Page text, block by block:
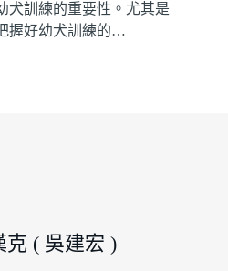
犬訓練的重要性。尤其是
握好幼犬訓練的…
克 ( 吳建宏 )